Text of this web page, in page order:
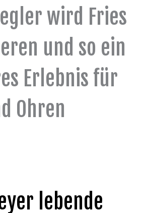
wird Fries
und so ein
Erlebnis für
Ohren
lebende